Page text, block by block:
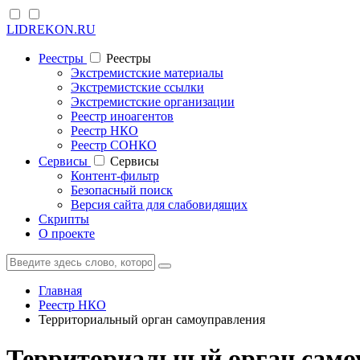
LIDREKON.RU
Реестры
Реестры
Экстремистские материалы
Экстремистские ссылки
Экстремистские организации
Реестр иноагентов
Реестр НКО
Реестр СОНКО
Cервисы
Cервисы
Контент-фильтр
Безопасный поиск
Версия сайта для слабовидящих
Скрипты
О проекте
Главная
Реестр НКО
Территориальный орган самоуправления